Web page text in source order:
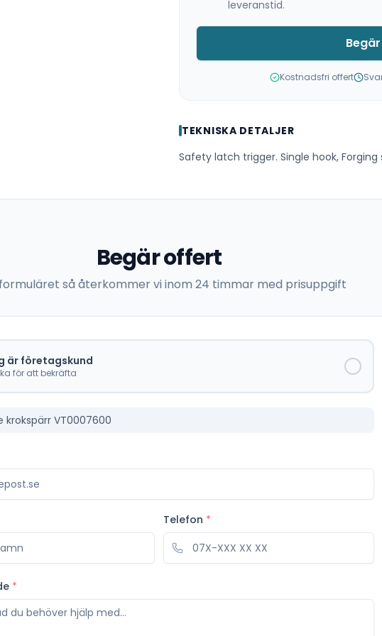
leveranstid.
Kostnadsfri offert
TEKNISKA DETALJER
Safety latch trigger. Single hook, Forging
Begär offert
så återkommer vi inom 24 timmar med prisuppgift
är företagskund
för att bekräfta
krokspärr VT0007600
Telefon *
*